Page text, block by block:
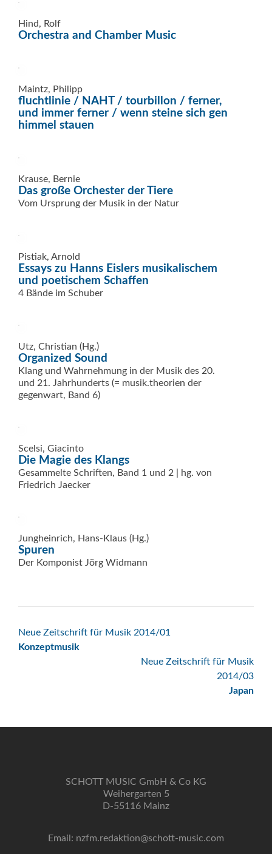
Hind, Rolf
Orchestra and Chamber Music
Maintz, Philipp
fluchtlinie / NAHT / tourbillon / ferner,
und immer ferner / wenn steine sich gen
himmel stauen
Krause, Bernie
Das große Orchester der Tiere
Vom Ursprung der Musik in der Natur
Pistiak, Arnold
Essays zu Hanns Eislers musikalischem
und poetischem Schaffen
4 Bände im Schuber
Utz, Christian (Hg.)
Organized Sound
Klang und Wahrnehmung in der Musik des 20.
und 21. Jahrhunderts (= musik.theorien der
gegenwart, Band 6)
Scelsi, Giacinto
Die Magie des Klangs
Gesammelte Schriften, Band 1 und 2 | hg. von
Friedrich Jaecker
Jungheinrich, Hans-Klaus (Hg.)
Spuren
Der Komponist Jörg Widmann
Beitrags-
Navigation
Neue Zeitschrift für Musik 2014/01
Konzeptmusik
Neue Zeitschrift für Musik
2014/03
Japan
SCHOTT MUSIC GmbH & Co KG
Weihergarten 5
D-55116 Mainz
Email: nzfm.redaktion@schott-music.com